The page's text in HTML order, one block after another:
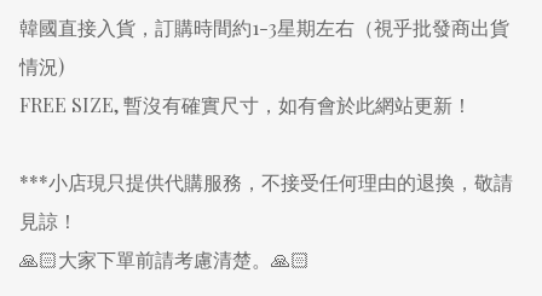
韓國直接入貨，訂購時間約1-3星期左右（視乎批發商出貨
情況)
FREE SIZE, 暫沒有確實尺寸，如有會於此網站更新！
***小店現只提供代購服務，不接受任何理由的退換，敬請
見諒！
🙏🏻大家下單前請考慮清楚。🙏🏻